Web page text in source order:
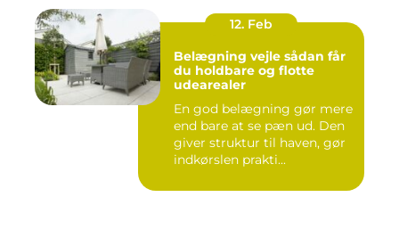
12. Feb
Belægning vejle sådan får
du holdbare og flotte
udearealer
En god belægning gør mere
end bare at se pæn ud. Den
giver struktur til haven, gør
indkørslen prakti...